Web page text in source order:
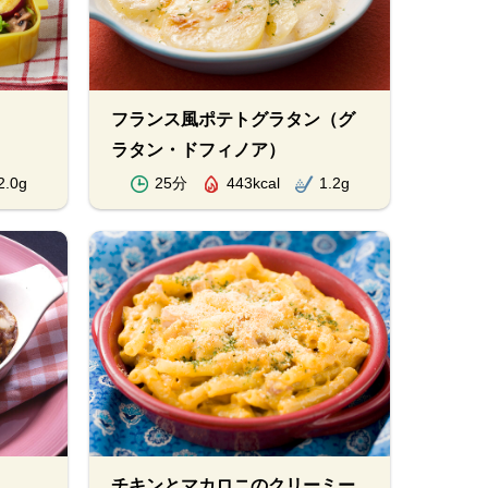
フランス風ポテトグラタン（グ
ラタン・ドフィノア）
25分 443kcal 1.2g